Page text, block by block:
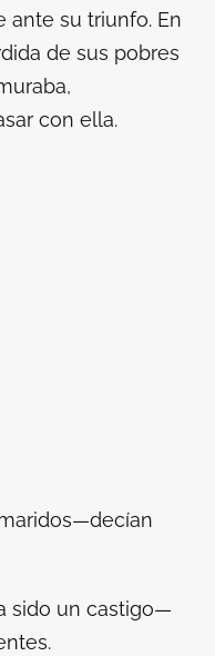
su triunfo. En
de sus pobres
con ella.
sido un castigo—